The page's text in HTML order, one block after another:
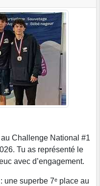
Challenge National #1
Tu as représenté le
avec d’engagement.
une superbe 7ᵉ place au